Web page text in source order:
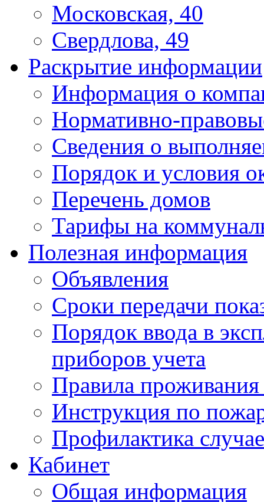
Московская, 40
Свердлова, 49
Раскрытие информации
Информация о
Нормативно-
Сведения о
Порядок и условия
Перечень домов
Тарифы на
Полезная информация
Объявления
Сроки передачи
Порядок ввода в
приборов учета
Правила
Инструкция по
Профилактика
Кабинет
Общая информация